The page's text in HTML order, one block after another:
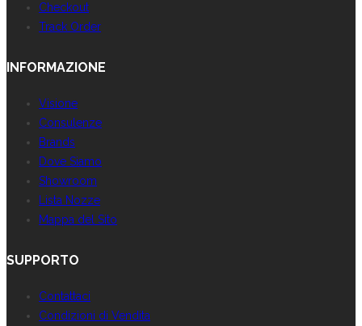
Checkout
Track Order
INFORMAZIONE
Visione
Consulenze
Brands
Dove Siamo
Showroom
Lista Nozze
Mappa del Sito
SUPPORTO
Contattaci
Condizioni di Vendita